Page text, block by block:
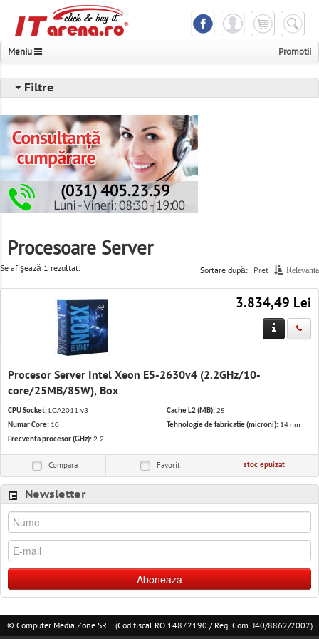
Meniu Promotii
Componente & Periferice
PC, Servere & UPS
Foto, Video & Multimedia
Imprimante, Scanere & Consumabile
Console & Jocuri
Birotica
Filtre
Procesoare Server
Se afişează 1 rezultat. Sortare după: Pret Relevanta
3.834,49 Lei
Procesor Server Intel Xeon E5-2630v4 (2.2GHz/10-
core/25MB/85W), Box
CPU Socket: LGA2011-v3
Numar Core: 10
Frecventa procesor (GHz):2.2
Cache L2 (MB):25
Tehnologie de fabricatie (microni): 14 nm
Compara Favorit stoc epuizat
Newsletter
Aboneaza
© Computer Media Zone SRL. (Cod fiscal RO 14872190 / Reg. Com. J40/8862/2002)